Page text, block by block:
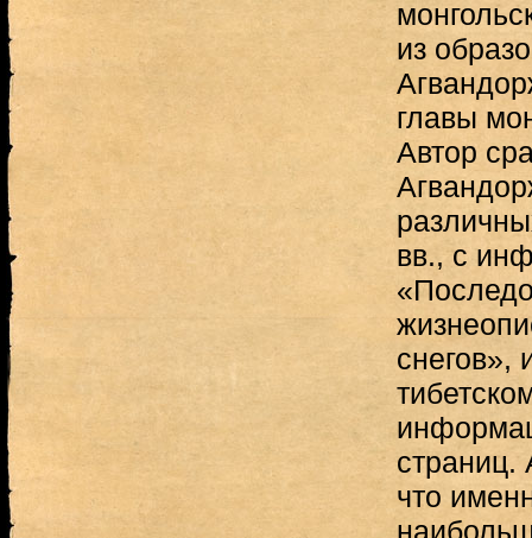
из
главы
Автор
вв., с
снегов»,
страниц.
что